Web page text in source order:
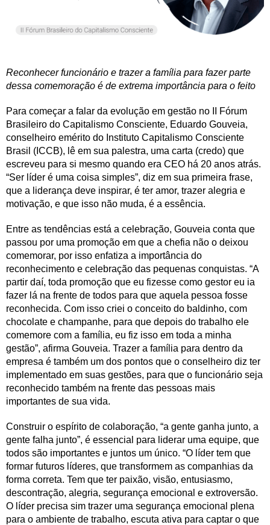
Reconhecer funcionário e trazer a família para fazer parte
dessa comemoração é de extrema importância para o feito
Para começar a falar da evolução em gestão no II Fórum
Brasileiro do Capitalismo Consciente, Eduardo Gouveia,
conselheiro emérito do Instituto Capitalismo Consciente
Brasil (ICCB), lê em sua palestra, uma carta (credo) que
escreveu para si mesmo quando era CEO há 20 anos atrás.
“Ser líder é uma coisa simples”, diz em sua primeira frase,
que a liderança deve inspirar, é ter amor, trazer alegria e
motivação, e que isso não muda, é a essência.
Entre as tendências está a celebração, Gouveia conta que
passou por uma promoção em que a chefia não o deixou
comemorar, por isso enfatiza a importância do
reconhecimento e celebração das pequenas conquistas. “A
partir daí, toda promoção que eu fizesse como gestor eu ia
fazer lá na frente de todos para que aquela pessoa fosse
reconhecida. Com isso criei o conceito do baldinho, com
chocolate e champanhe, para que depois do trabalho ele
comemore com a família, eu fiz isso em toda a minha
gestão”, afirma Gouveia. Trazer a família para dentro da
empresa é também um dos pontos que o conselheiro diz ter
implementado em suas gestões, para que o funcionário seja
reconhecido também na frente das pessoas mais
importantes de sua vida.
Construir o espírito de colaboração, “a gente ganha junto, a
gente falha junto”, é essencial para liderar uma equipe, que
todos são importantes e juntos um único. “O líder tem que
formar futuros líderes, que transformem as companhias da
forma correta. Tem que ter paixão, visão, entusiasmo,
descontração, alegria, segurança emocional e extroversão.
O líder precisa sim trazer uma segurança emocional plena
para o ambiente de trabalho, escuta ativa para captar o que